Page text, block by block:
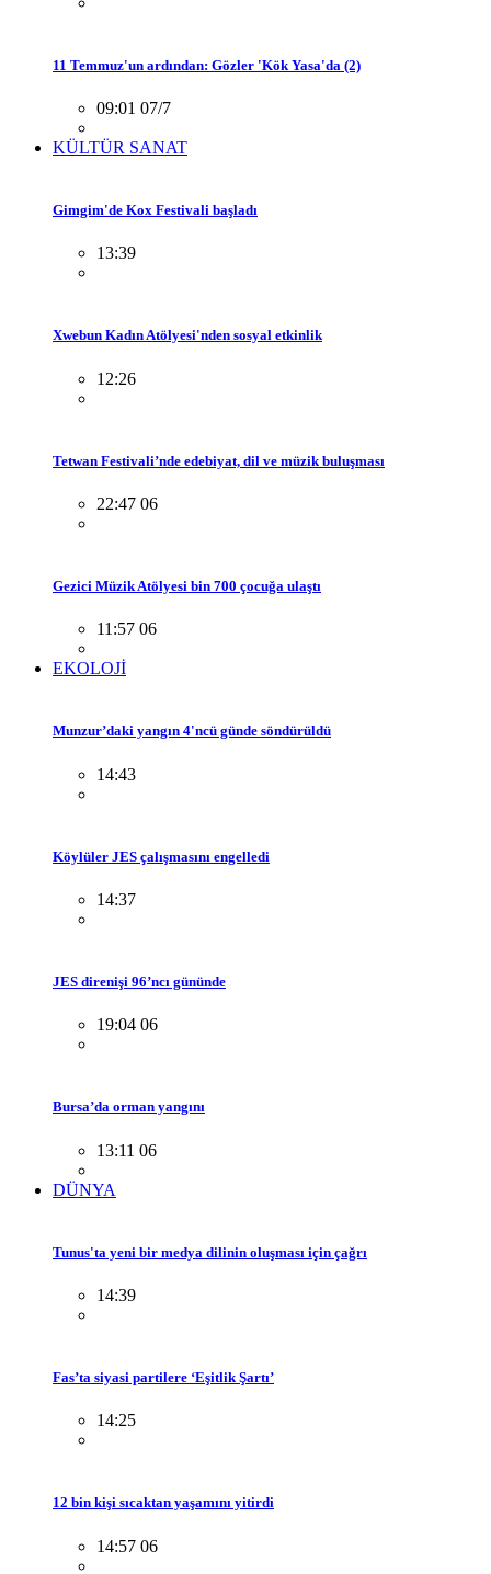
11 Temmuz'un ardından: Gözler 'Kök Yasa'da (2)
09:01 07/7
KÜLTÜR SANAT
Gimgim'de Kox Festivali başladı
13:39
Xwebun Kadın Atölyesi'nden sosyal etkinlik
12:26
Tetwan Festivali’nde edebiyat, dil ve müzik buluşması
22:47 06
Gezici Müzik Atölyesi bin 700 çocuğa ulaştı
11:57 06
EKOLOJİ
Munzur’daki yangın 4'ncü günde söndürüldü
14:43
Köylüler JES çalışmasını engelledi
14:37
JES direnişi 96’ncı gününde
19:04 06
Bursa’da orman yangını
13:11 06
DÜNYA
Tunus'ta yeni bir medya dilinin oluşması için çağrı
14:39
Fas’ta siyasi partilere ‘Eşitlik Şartı’
14:25
12 bin kişi sıcaktan yaşamını yitirdi
14:57 06